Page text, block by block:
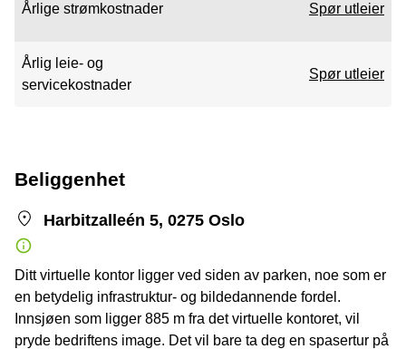
Årlige strømkostnader Spør utleier
Årlig leie- og
servicekostnader
Spør utleier
Beliggenhet
Harbitzalleén 5, 0275 Oslo
Ditt virtuelle kontor ligger ved siden av parken, noe som er
en betydelig infrastruktur- og bildedannende fordel.
Innsjøen som ligger 885 m fra det virtuelle kontoret, vil
pryde bedriftens image. Det vil bare ta deg en spasertur på